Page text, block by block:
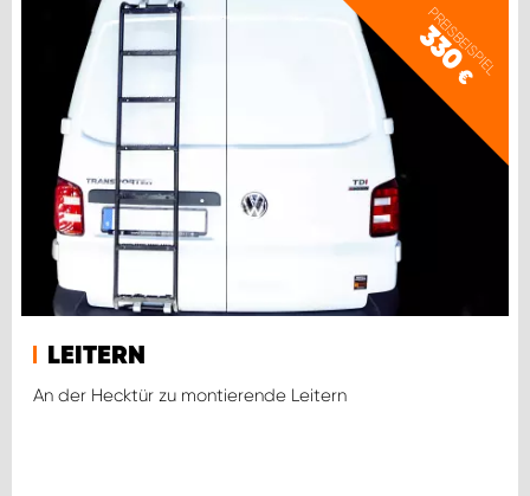
PREISBEISPIEL
330
€
LEITERN
An der Hecktür zu montierende Leitern